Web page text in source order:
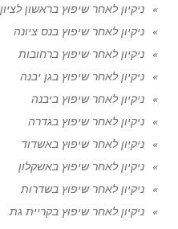
ניקיון לאחר שיפוץ בראשון לציון
ניקיון לאחר שיפוץ בנס ציונה
ניקיון לאחר שיפוץ ברחובות
ניקיון לאחר שיפוץ בגן יבנה
ניקיון לאחר שיפוץ ביבנה
ניקיון לאחר שיפוץ בגדרה
ניקיון לאחר שיפוץ באשדוד
ניקיון לאחר שיפוץ באשקלון
ניקיון לאחר שיפוץ בשדרות
ניקיון לאחר שיפוץ בקריית גת